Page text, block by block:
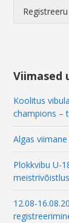
Registreeru
Viimased
Koolitus
champions –
Algas
Plokkvibu U-
12.08-